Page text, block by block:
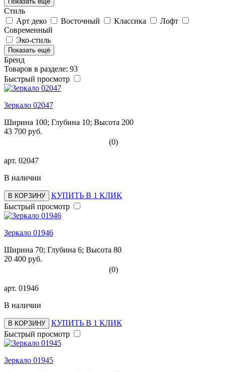
Стиль
Арт деко
Восточный Классика
Лофт
Современный
Эко-стиль
Показать ещё
Бренд
Товаров в разделе: 93
Быстрый просмотр
Зеркало 02047
Ширина 100; Глубина 10; Высота 200
43 700 руб.
(0)
арт. 02047
В наличии
В КОРЗИНУ
КУПИТЬ В 1 КЛИК
Быстрый просмотр
Зеркало 01946
Ширина 70; Глубина 6; Высота 80
20 400 руб.
(0)
арт. 01946
В наличии
В КОРЗИНУ
КУПИТЬ В 1 КЛИК
Быстрый просмотр
Зеркало 01945